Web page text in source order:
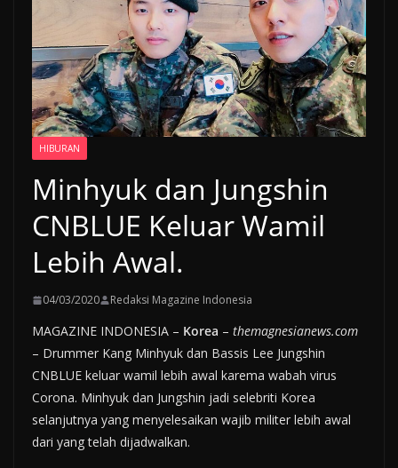
HIBURAN
Minhyuk dan Jungshin
CNBLUE Keluar Wamil
Lebih Awal.
04/03/2020 Redaksi Magazine Indonesia
MAGAZINE INDONESIA – Korea – themagnesianews.com
– Drummer Kang Minhyuk dan Bassis Lee Jungshin
CNBLUE keluar wamil lebih awal karema wabah virus
Corona. Minhyuk dan Jungshin jadi selebriti Korea
selanjutnya yang menyelesaikan wajib militer lebih awal
dari yang telah dijadwalkan.